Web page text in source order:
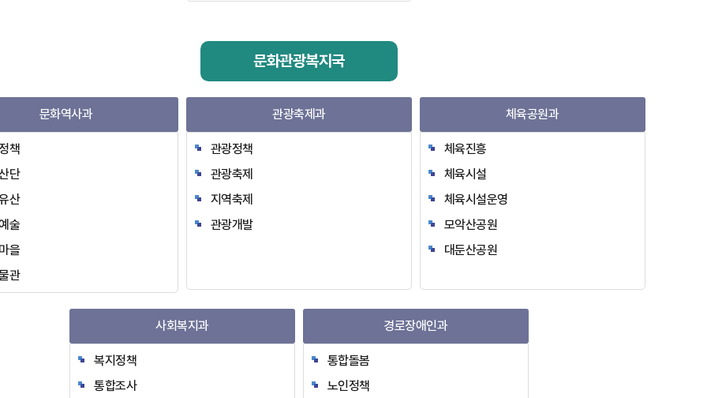
문화관광복지국
문화역사과
책
단
산
술
을
관
관광축제과
관광정책
관광축제
지역축제
관광개발
체육공원과
체육진흥
체육시설
체육시설운영
모악산공원
대둔산공원
사회복지과
복지정책
통합조사
경로장애인과
통합돌봄
노인정책